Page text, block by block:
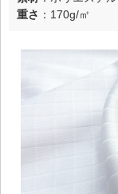
重さ ：170g/㎡